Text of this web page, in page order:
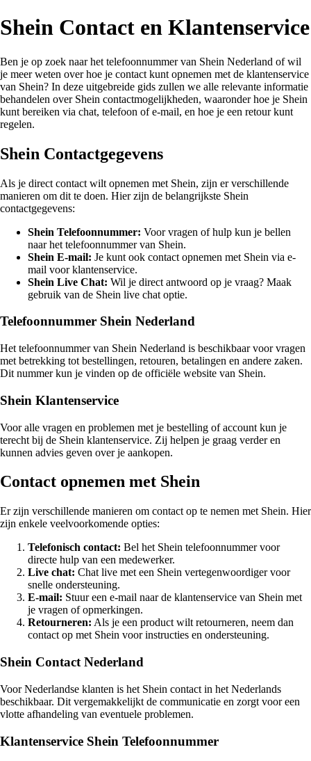
Shein Contact en Klantenservice
Ben je op zoek naar het telefoonnummer van Shein Nederland of wil
je meer weten over hoe je contact kunt opnemen met de klantenservice
van Shein? In deze uitgebreide gids zullen we alle relevante informatie
behandelen over Shein contactmogelijkheden, waaronder hoe je Shein
kunt bereiken via chat, telefoon of e-mail, en hoe je een retour kunt
regelen.
Shein Contactgegevens
Als je direct contact wilt opnemen met Shein, zijn er verschillende
manieren om dit te doen. Hier zijn de belangrijkste Shein
contactgegevens:
Shein Telefoonnummer: Voor vragen of hulp kun je bellen
naar het telefoonnummer van Shein.
Shein E-mail: Je kunt ook contact opnemen met Shein via e-
mail voor klantenservice.
Shein Live Chat: Wil je direct antwoord op je vraag? Maak
gebruik van de Shein live chat optie.
Telefoonnummer Shein Nederland
Het telefoonnummer van Shein Nederland is beschikbaar voor vragen
met betrekking tot bestellingen, retouren, betalingen en andere zaken.
Dit nummer kun je vinden op de officiële website van Shein.
Shein Klantenservice
Voor alle vragen en problemen met je bestelling of account kun je
terecht bij de Shein klantenservice. Zij helpen je graag verder en
kunnen advies geven over je aankopen.
Contact opnemen met Shein
Er zijn verschillende manieren om contact op te nemen met Shein. Hier
zijn enkele veelvoorkomende opties:
Telefonisch contact: Bel het Shein telefoonnummer voor
directe hulp van een medewerker.
Live chat: Chat live met een Shein vertegenwoordiger voor
snelle ondersteuning.
E-mail: Stuur een e-mail naar de klantenservice van Shein met
je vragen of opmerkingen.
Retourneren: Als je een product wilt retourneren, neem dan
contact op met Shein voor instructies en ondersteuning.
Shein Contact Nederland
Voor Nederlandse klanten is het Shein contact in het Nederlands
beschikbaar. Dit vergemakkelijkt de communicatie en zorgt voor een
vlotte afhandeling van eventuele problemen.
Klantenservice Shein Telefoonnummer